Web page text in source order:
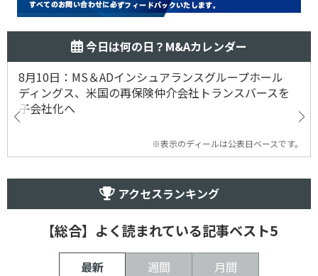
今日は何の日？M&Aカレンダー
8月10日：MS＆ADインシュアランスグループホール
ディングス、米国の再保険仲介会社トランスバースを
子会社化へ
※表示のディールは公表日ベースです。
アクセスランキング
【総合】よく読まれている記事ベスト5
最新 週間 月間